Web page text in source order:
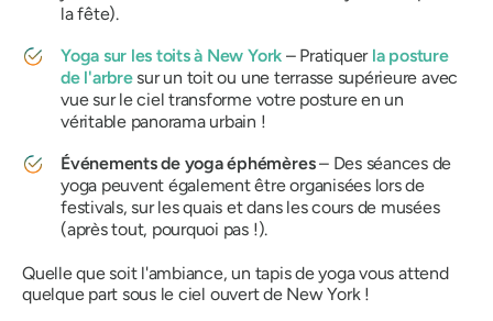
la fête).
Yoga sur les toitsà New York – Pratiquer la posture
de l'arbresur un toit ou une terrasse supérieure avec
vue sur le ciel transforme votre posture en un
véritable panorama urbain !
Événements de yoga éphémères– Des séances de
yoga peuvent également être organisées lors de
festivals, sur les quais et dans les cours de musées
(après tout, pourquoi pas !).
Quelle que soit l'ambiance, un tapis de yoga vous attend
quelque part sous le ciel ouvert de New York !